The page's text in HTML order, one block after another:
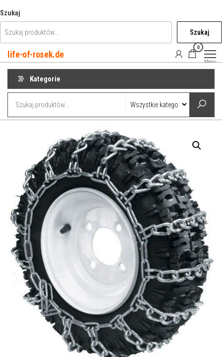
do
treści
Szukaj
Szukaj
life-of-rosek.de
0
Menu
Kategorie